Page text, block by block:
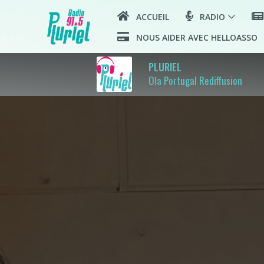
ACCUEIL RADIO
NOUS AIDER AVEC HELLOASSO
PLURIEL
Ola Portugal Rediffusion